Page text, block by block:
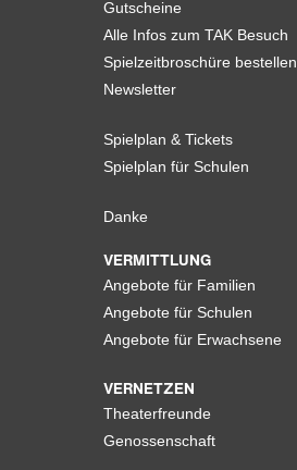
Gutscheine
Alle Infos zum TAK Besuch
Spielzeitbroschüre bestellen
Newsletter
Spielplan & Tickets
Spielplan für Schulen
Danke
VERMITTLUNG
Angebote für Familien
Angebote für Schulen
Angebote für Erwachsene
VERNETZEN
Theaterfreunde
Genossenschaft